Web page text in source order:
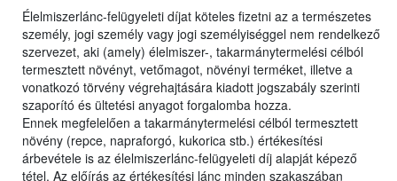
Élelmiszerlánc-felügyeleti díjat köteles fizetni az a természetes
személy, jogi személy vagy jogi személyiséggel nem rendelkező
szervezet, aki (amely) élelmiszer-, takarmánytermelési célból
termesztett növényt, vetőmagot, növényi terméket, illetve a
vonatkozó törvény végrehajtására kiadott jogszabály szerinti
szaporító és ültetési anyagot forgalomba hozza.
Ennek megfelelően a takarmánytermelési célból termesztett
növény (repce, napraforgó, kukorica stb.) értékesítési
árbevétele is az élelmiszerlánc-felügyeleti díj alapját képező
tétel. Az előírás az értékesítési lánc minden szakaszában